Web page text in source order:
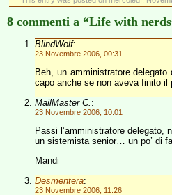
8 commenti a “Life with
BlindWolf:
23 Novembre 2006, 00:31
Beh, un amministratore
capo anche se non aveva finito il
MailMaster C. :
23 Novembre 2006, 10:01
Passi l’amministratore
un sistemista senior… un po’ di
Mandi
Desmentera:
23 Novembre 2006, 11:26